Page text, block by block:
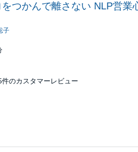
つかんで離さない NLP営業
子
件のカスタマーレビュー